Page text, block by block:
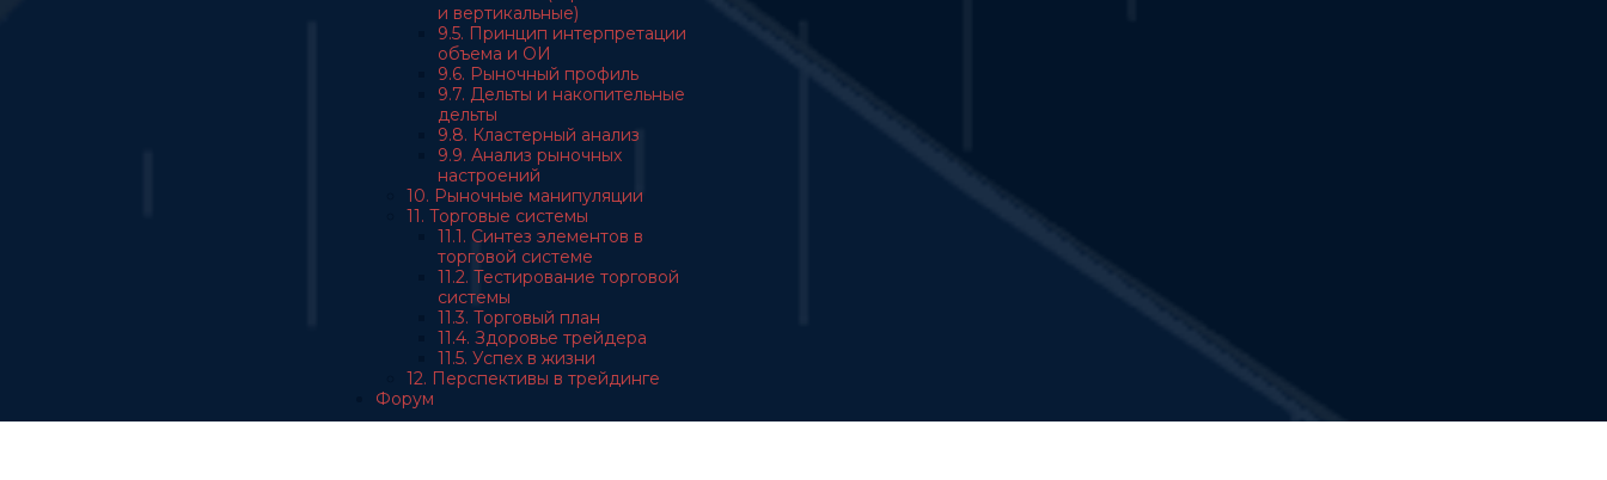
и вертикальные)
9.5. Принцип интерпретации
объема и ОИ
9.6. Рыночный профиль
9.7. Дельты и накопительные
дельты
9.8. Кластерный анализ
9.9. Анализ рыночных
настроений
10. Рыночные манипуляции
11. Торговые системы
11.1. Синтез элементов в
торговой системе
11.2. Тестирование торговой
системы
11.3. Торговый план
11.4. Здоровье трейдера
11.5. Успех в жизни
12. Перспективы в трейдинге
Форум